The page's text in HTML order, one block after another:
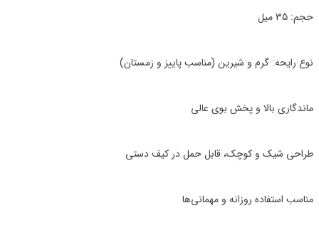
حجم: 35 میل
نوع رایحه: گرم و شیرین (مناسب پاییز و زمستان)
ماندگاری بالا و پخش بوی عالی
طراحی شیک و کوچک، قابل حمل در کیف دستی
مناسب استفاده روزانه و مهمانی‌ها